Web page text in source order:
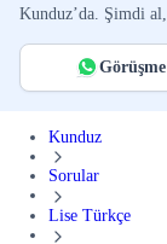
Kunduz’da. Şimdi
Kunduz
Sorular
Lise Türkçe